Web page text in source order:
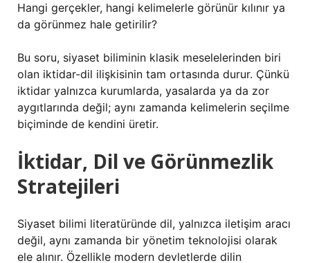
Hangi gerçekler, hangi kelimelerle görünür kılınır ya
da görünmez hale getirilir?
Bu soru, siyaset biliminin klasik meselelerinden biri
olan iktidar-dil ilişkisinin tam ortasında durur. Çünkü
iktidar yalnızca kurumlarda, yasalarda ya da zor
aygıtlarında değil; aynı zamanda kelimelerin seçilme
biçiminde de kendini üretir.
İktidar, Dil ve Görünmezlik
Stratejileri
Siyaset bilimi literatüründe dil, yalnızca iletişim aracı
değil, aynı zamanda bir yönetim teknolojisi olarak
ele alınır. Özellikle modern devletlerde dilin